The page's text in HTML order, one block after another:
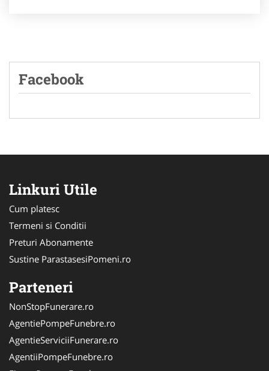
Facebook
Linkuri Utile
Cum platesc
Termeni si Conditii
Preturi Abonamente
Sustine ParastasesiPomeni.ro
Parteneri
NonStopFunerare.ro
AgentiePompeFunebre.ro
AgentieServiciiFunerare.ro
AgentiiPompeFunebre.ro